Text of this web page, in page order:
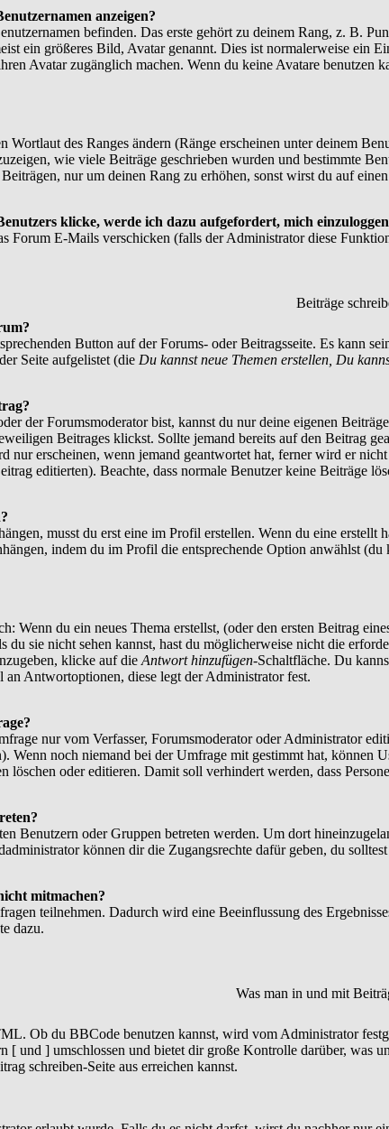
anzeigen?
befinden. Das erste gehört zu deinem Rang, z. B.
ein größeres Bild, Avatar genannt. Dies ist normalerweise ein
Avatar zugänglich machen. Wenn du keine Avatare
Wortlaut des Ranges ändern (Ränge erscheinen unter deinem
wie viele Beiträge geschrieben wurden und bestimmte
nur um deinen Rang zu erhöhen, sonst wirst du auf
klicke, werde ich dazu aufgefordert, mich
Forum E-Mails verschicken (falls der Administrator diese
Beiträge
Button auf der Forums- oder Beitragsseite. Es kann
Seite aufgelistet (die Du kannst neue Themen erstellen, Du
der Forumsmoderator bist, kannst du nur deine eigenen
Beitrages klickst. Sollte jemand bereits auf den Beitrag
nur erscheinen, wenn jemand geantwortet hat, ferner wird er
editierten). Beachte, dass normale Benutzer keine Beiträge
musst du erst eine im Profil erstellen. Wenn du eine erstellt
indem du im Profil die entsprechende Option anwählst
Wenn du ein neues Thema erstellst, (oder den ersten Beitrag
du sie nicht sehen kannst, hast du möglicherweise nicht die
klicke auf die Antwort hinzufügen-Schaltfläche. Du
an Antwortoptionen, diese legt der Administrator fest.
nur vom Verfasser, Forumsmoderator oder Administrator
Wenn noch niemand bei der Umfrage mit gestimmt hat, können
löschen oder editieren. Damit soll verhindert werden, dass
Benutzern oder Gruppen betreten werden. Um dort
können dir die Zugangsrechte dafür geben, du
mitmachen?
teilnehmen. Dadurch wird eine Beeinflussung des
dazu.
Was man in und mit
Ob du BBCode benutzen kannst, wird vom Administrator
[ und ] umschlossen und bietet dir große Kontrolle darüber,
schreiben-Seite aus erreichen kannst.